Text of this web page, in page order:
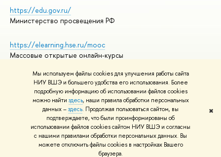
Мы используем файлы cookies для улучшения работы сайта
НИУ ВШЭ и большего удобства его использования. Более
подробную информацию об использовании файлов cookies
можно найти здесь, наши правила обработки персональных
данных –здесь. Продолжая пользоваться сайтом, вы
подтверждаете, что были проинформированы об
использовании файлов cookies сайтом НИУ ВШЭ и согласны
с нашими правилами обработки персональных данных. Вы
можете отключить файлы cookies в настройках Вашего
браузера.
✖
https://edu.gov.ru/
Министерство просвещения РФ
https://elearning.hse.ru/mooc
Массовые открытые онлайн-курсы
© НИУ ВШЭ 1993–2026
Адреса и контакты
Условия использования материалов
Политика конфиденциальности
Правила применения рекомендательных технологий в НИУ ВШЭ
Карта сайта